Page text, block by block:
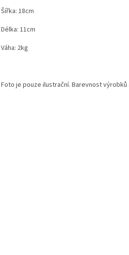
Šířka: 18cm
Délka: 11cm
Váha: 2kg
Foto je pouze ilustrační. Barevnost